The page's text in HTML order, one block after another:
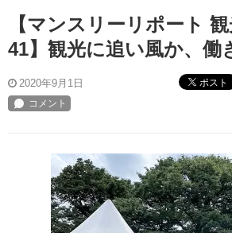
【マンスリーリポート
41】観光に追い風か、働
2020年9月1日 ポスト